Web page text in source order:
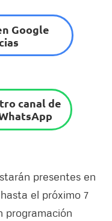
Google
canal de
presentes en
el próximo 7
programación